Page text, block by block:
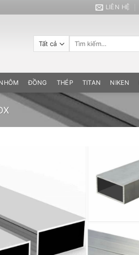
LIÊN HỆ
Tìm
ĐỒNG THÉP TITAN NIKEN